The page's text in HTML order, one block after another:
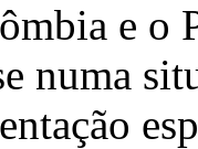
e o
numa